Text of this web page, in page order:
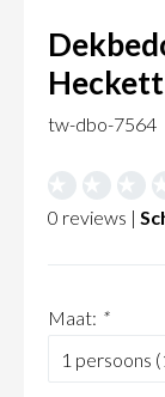
tw-dbo-7564
0 reviews |
Maat: *